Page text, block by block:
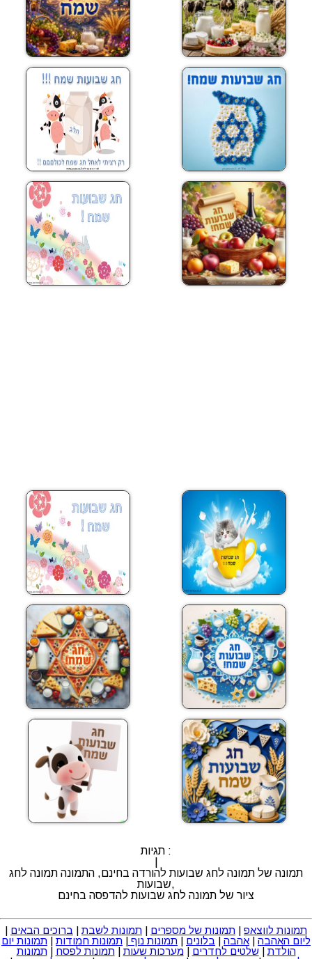
תגיות :
תמונה של תמונה לחג שבועות להורדה בחינם, התמונה תמונה לחג
שבועות,
ציור של תמונה לחג שבועות להדפסה בחינם
תמונות לווצאפ | תמונות של מספרים | תמונות לשבת | ברוכים הבאים |
ליום האהבה | אהבה | בלונים | תמונות נוף | תמונות חמודות | תמונות יום
הולדת |שלטים לחדרים | מערכות שעות | תמונות לפסח | תמונות